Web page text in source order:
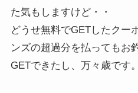
た気もしますけど・・
どうせ無料でGETしたクー
ンズの超過分を払ってもお
GETできたし、万々歳です。